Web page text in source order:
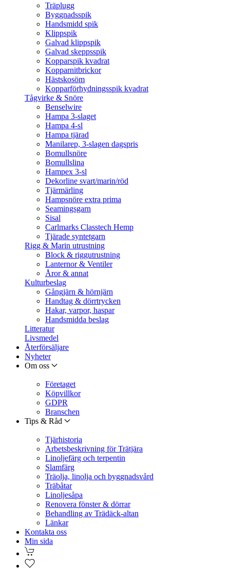
Träplugg
Byggnadsspik
Handsmidd spik
Klippspik
Galvad klippspik
Galvad skeppsspik
Kopparspik kvadrat
Kopparnitbrickor
Hästskosöm
Kopparförhydningsspik kvadrat
Tågvirke & Snöre
Benselwire
Hampa 3-slaget
Hampa 4-sl
Hampa tjärad
Manilarep, 3-slagen dagspris
Bomullsnöre
Bomullslina
Hampex 3-sl
Dekorline svart/marin/röd
Tjärmärling
Hampsnöre extra prima
Seamingsgarn
Sisal
Carlmarks Classtech Hemp
Tjärade syntetgarn
Rigg & Marin utrustning
Block & riggutrustning
Lanternor & Ventiler
Åror & annat
Kulturbeslag
Gångjärn & hörnjärn
Handtag & dörrtrycken
Hakar, varpor, haspar
Handsmidda beslag
Litteratur
Livsmedel
Återförsäljare
Nyheter
Om oss
Företaget
Köpvillkor
GDPR
Branschen
Tips & Råd
Tjärhistoria
Arbetsbeskrivning för Trätjära
Linoljefärg och terpentin
Slamfärg
Träolja, linolja och byggnadsvård
Träbåtar
Linoljesåpa
Renovera fönster & dörrar
Behandling av Trädäck-altan
Länkar
Kontakta oss
Min sida